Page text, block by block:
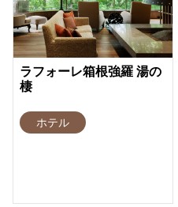
ラフォーレ箱根強羅 湯の
棲
ホテル